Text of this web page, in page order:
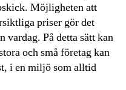
Möjligheten att
priser gör det
vardag. På detta sätt kan
och små företag kan
i en miljö som alltid